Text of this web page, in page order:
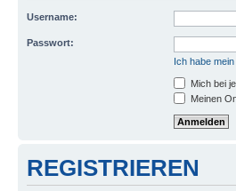
Username:
Passwort:
Ich habe
Mich bei
Meinen
REGISTRIEREN